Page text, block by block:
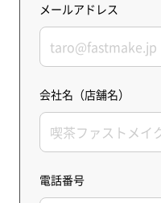
メールアドレス
会社名（店舗名）
電話番号